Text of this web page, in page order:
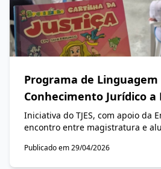
Programa de Linguagem
Conhecimento Jurídico a
Iniciativa do TJES, com apoio da
encontro entre magistratura e
Publicado em 29/04/2026